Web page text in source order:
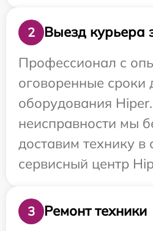
2
Выезд курьера
Профессионал с
оговоренные сроки
оборудования
неисправности мы
доставим технику в
сервисный центр
3
Ремонт техники